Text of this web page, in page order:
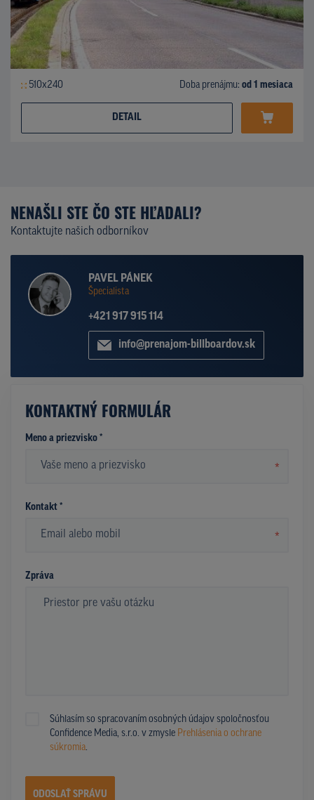
510x240 Doba prenájmu: od 1 mesiaca
DETAIL
NENAŠLI STE ČO STE HĽADALI?
Kontaktujte našich odborníkov
PAVEL PÁNEK
Špecialista
+421 917 915 114
info@prenajom-billboardov.sk
KONTAKTNÝ FORMULÁR
Meno a priezvisko *
*
Kontakt *
*
Zpráva
Súhlasím so spracovaním osobných údajov spoločnosťou
Confidence Media, s.r.o. v zmysle Prehlásenia o ochrane
súkromia.
ODOSLAŤ SPRÁVU